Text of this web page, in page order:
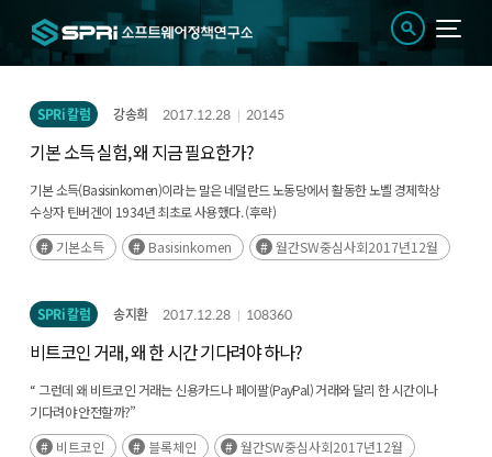
SPRi 칼럼 강송희 2017.12.28 20145
기본 소득 실험, 왜 지금 필요한가?
기본 소득(Basisinkomen)이라는 말은 네덜란드 노동당에서 활동한 노벨 경제학상
수상자 틴버겐이 1934년 최초로 사용했다. (후략)
기본소득
Basisinkomen 월간SW중심사회2017년12월
SPRi 칼럼 송지환 2017.12.28 108360
비트코인 거래, 왜 한 시간 기다려야 하나?
“ 그런데 왜 비트코인 거래는 신용카드나 페이팔(PayPal) 거래와 달리 한 시간이나
기다려야 안전할까?”
비트코인
블록체인 월간SW중심사회2017년12월